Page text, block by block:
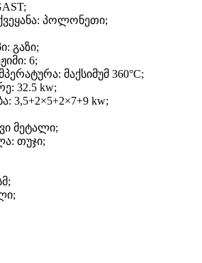
პოლონეთი;
გაზი;
6;
მაქსიმუმ 360°C;
32.5 kw;
3,5+2×5+2×7+9 kw;
მეტალი;
თუჯი;